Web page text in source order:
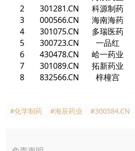
2
301281.CN 科源制药
3
000566.CN 海南海药
4
301075.CN 多瑞医药
5
300723.CN 一品红
6
430478.CN 峆一药业
7
301089.CN 拓新药业
8
832566.CN 梓橦宫
#化学制药 #海辰药业 #300584.CN